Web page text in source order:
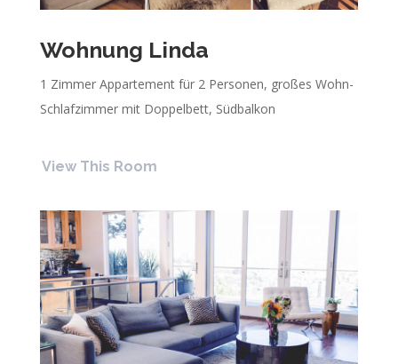
Wohnung Linda
1 Zimmer Appartement für 2 Personen, großes Wohn-
Schlafzimmer mit Doppelbett, Südbalkon
View This Room